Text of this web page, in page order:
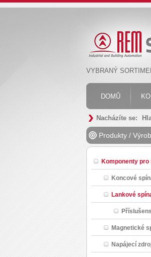
VYBRANÝ
DOMŮ
Nacházíte se:
Produkty /
Komponenty pro
Koncové
Lankové
Magnetické
Napájecí